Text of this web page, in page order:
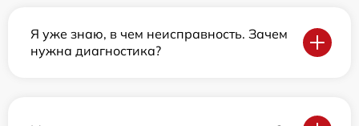
Я уже знаю, в чем неисправность. Зачем
нужна диагностика?